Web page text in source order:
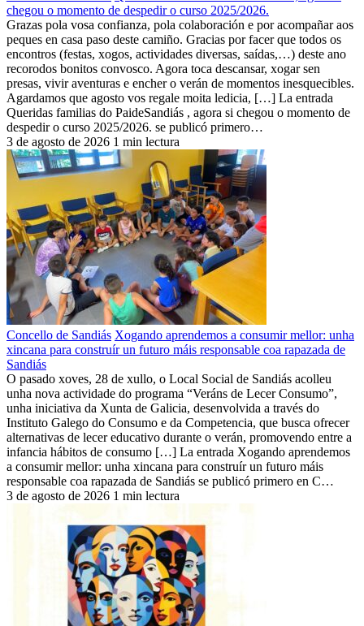
chegou o momento de despedir o curso 2025/2026.
Grazas pola vosa confianza, pola colaboración e por acompañar aos
peques en casa paso deste camiño. Gracias por facer que todos os
encontros (festas, xogos, actividades diversas, saídas,…) deste ano
recorodos bonitos convosco. Agora toca descansar, xogar sen
presas, vivir aventuras e encher o verán de momentos inesquecibles.
Agardamos que agosto vos regale moita ledicia, […] La entrada
Queridas familias do PaideSandiás , agora si chegou o momento de
despedir o curso 2025/2026. se publicó primero…
3 de agosto de 2026 1 min lectura
Concello de Sandiás Xogando aprendemos a consumir mellor: unha
xincana para construír un futuro máis responsable coa rapazada de
Sandiás
O pasado xoves, 28 de xullo, o Local Social de Sandiás acolleu
unha nova actividade do programa “Veráns de Lecer Consumo”,
unha iniciativa da Xunta de Galicia, desenvolvida a través do
Instituto Galego do Consumo e da Competencia, que busca ofrecer
alternativas de lecer educativo durante o verán, promovendo entre a
infancia hábitos de consumo […] La entrada Xogando aprendemos
a consumir mellor: unha xincana para construír un futuro máis
responsable coa rapazada de Sandiás se publicó primero en C…
3 de agosto de 2026 1 min lectura